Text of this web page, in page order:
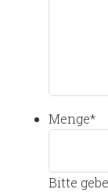
Menge*
Bitte